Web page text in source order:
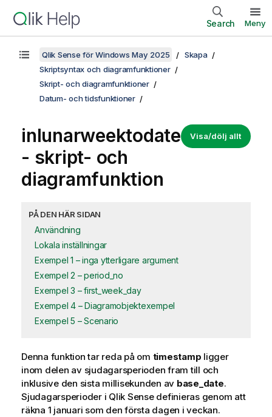
Search Meny
Qlik Sense för Windows May 2025
Skapa
Skriptsyntax och diagramfunktioner
Skript- och diagramfunktioner
Datum- och tidsfunktioner
Visa/dölj allt
inlunarweektodate
- skript- och
diagramfunktion
PÅ DEN HÄR SIDAN
Användning
Lokala inställningar
Exempel 1 – inga ytterligare argument
Exempel 2 – period_no
Exempel 3 – first_week_day
Exempel 4 – Diagramobjektexempel
Exempel 5 – Scenario
Denna funktion tar reda på om timestamp ligger
inom delen av sjudagarsperioden fram till och
inklusive den sista millisekunden av base_date.
Sjudagarsperioder i Qlik Sensedefinieras genom att
räkna 1 januari som den första dagen i veckan.